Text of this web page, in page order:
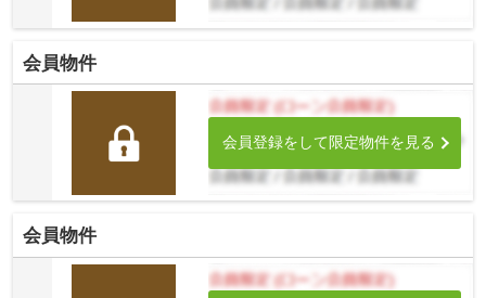
会員物件
会員登録をして限定物件を見る
会員物件